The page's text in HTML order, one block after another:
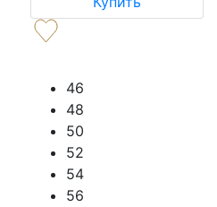
46
48
50
52
54
56